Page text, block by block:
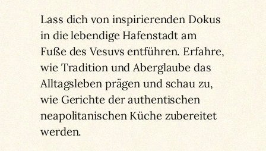
Lass dich von inspirierenden Dokus
in die lebendige Hafenstadt am
Fuße des Vesuvs entführen. Erfahre,
wie Tradition und Aberglaube das
Alltagsleben prägen und schau zu,
wie Gerichte der authentischen
neapolitanischen Küche zubereitet
werden.